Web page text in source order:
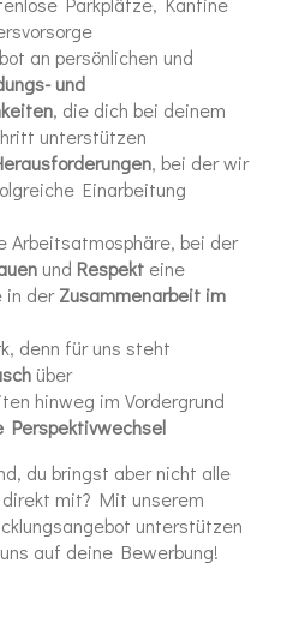
an persönlichen und
und
, die dich bei deinem
unterstützen
, bei der wir
Einarbeitung
Arbeitsatmosphäre, bei der
und Respekt eine
in derZusammenarbeit im
denn für uns steht
über
hinweg im Vordergrund
Perspektivwechsel
du bringst aber nicht alle
mit? Mit unserem
unterstützen
auf deine Bewerbung!